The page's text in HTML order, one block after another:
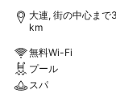
大連, 街の中心まで
km
無料Wi-Fi
プール
スパ